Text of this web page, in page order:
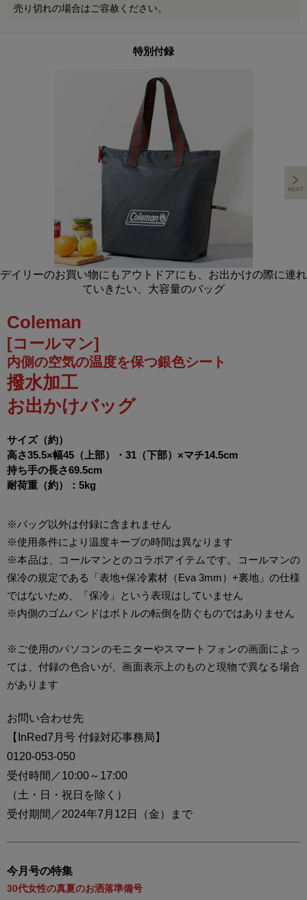
売り切れの場合はご容赦ください。
特別付録
デイリーのお買い物にもアウトドアにも、お出かけの際に連れ
ていきたい、大容量のバッグ
Coleman
[コールマン]
内側の空気の温度を保つ銀色シート
撥水加工
お出かけバッグ
サイズ（約）
高さ35.5×幅45（上部）・31（下部）×マチ14.5cm
持ち手の長さ69.5cm
耐荷重（約）：5kg
※バッグ以外は付録に含まれません
※使用条件により温度キープの時間は異なります
※本品は、コールマンとのコラボアイテムです。コールマンの
保冷の規定である「表地+保冷素材（Eva 3mm）+裏地」の仕様
ではないため、「保冷」という表現はしていません
※内側のゴムバンドはボトルの転倒を防ぐものではありません
※ご使用のパソコンのモニターやスマートフォンの画面によっ
ては、付録の色合いが、画面表示上のものと現物で異なる場合
があります
お問い合わせ先
【InRed7月号 付録対応事務局】
0120-053-050
受付時間／10:00～17:00
（土・日・祝日を除く）
受付期間／2024年7月12日（金）まで
今月号の特集
30代女性の真夏のお洒落準備号